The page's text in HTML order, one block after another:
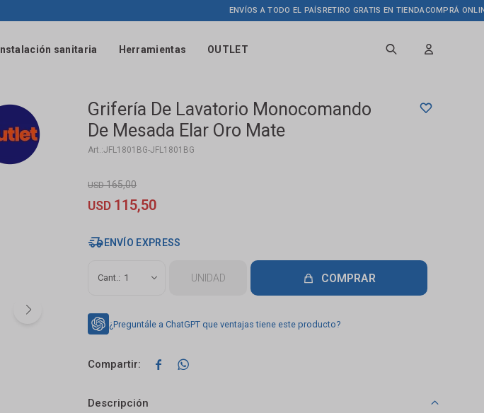
Instalación sanitaria Herramientas OUTLET
ENVÍOS A TODO EL PAÍSRETIRO GRATIS EN TIENDACOMPRÁ ONLINE
Grifería De Lavatorio Monocomando
De Mesada Elar Oro Mate
JFL1801BG-JFL1801BG
USD 115,50
USD 165,00
ENVÍO EXPRESS
1 UNIDAD COMPRAR
¿Preguntále a ChatGPT que ventajas tiene este producto?
 
Descripción